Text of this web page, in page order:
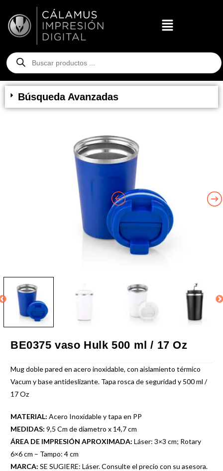
Búsqueda Avanzadas
BE0375 vaso Hulk 500 ml / 17 Oz
Mug doble pared en acero inoxidable, con aislamiento térmico
Vacum y base antideslizante. Tapa rosca de seguridad y 500 ml /
17 Oz
MATERIAL: Acero Inoxidable y tapa en PP
MEDIDAS: 9,5 Cm de diametro x 14,7 cm
ÁREA DE IMPRESIÓN APROXIMADA: Láser: 3×3 cm; Rotary
6×6 cm – Tampo: 4 cm
MARCA: SE SUGIERE: Láser. Consulte el precio con su asesora.